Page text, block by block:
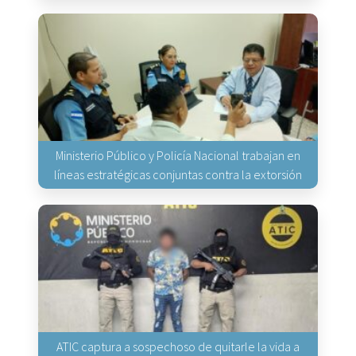
Ministerio Público y Policía Nacional trabajan en
líneas estratégicas conjuntas contra la extorsión
ATIC captura a sospechoso de quitarle la vida a